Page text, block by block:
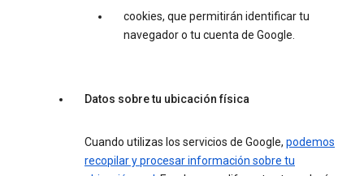
cookies, que permitirán identificar tu
navegador o tu cuenta de Google.
Datos sobre tu ubicación física
Cuando utilizas los servicios de Google, podemos
recopilar y procesar información sobre tu